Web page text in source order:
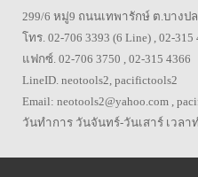
299/6 หมู่9 ถนนเทพารักษ์ ต.บางป
โทร. 02-706 3393 (6 Line) , 02-315
แฟกซ์. 02-706 3750 , 02-315 4366
LineID. neotools2, pacifictools2
Email: neotools2@yahoo.com ,
วันทำการ วันจันทร์-วันเสาร์ เวลา